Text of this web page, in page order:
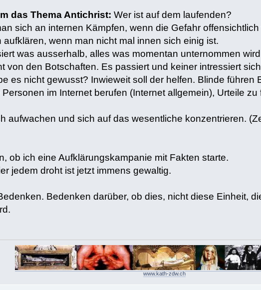
das Thema Antichrist: Wer ist auf dem laufenden?
sich an internen Kämpfen, wenn die Gefahr
aufklären, wenn man nicht mal innen sich einig ist.
was ausserhalb, alles was momentan unternommen
von den Botschaften. Es passiert und keiner intressiert
es nicht gewusst? Inwieweit soll der helfen. Blinde führen
im Internet berufen (Internet allgemein), Urteile zu
aufwachen und sich auf das wesentliche konzentrieren.
ob ich eine Aufklärungskampanie mit Fakten starte.
jedem droht ist jetzt immens gewaltig.
Bedenken darüber, ob dies, nicht diese Einheit,
www.kath-zdw.ch